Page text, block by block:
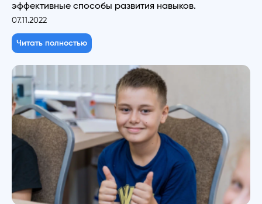
эффективные способы развития навыков.
07.11.2022
Читать полностью